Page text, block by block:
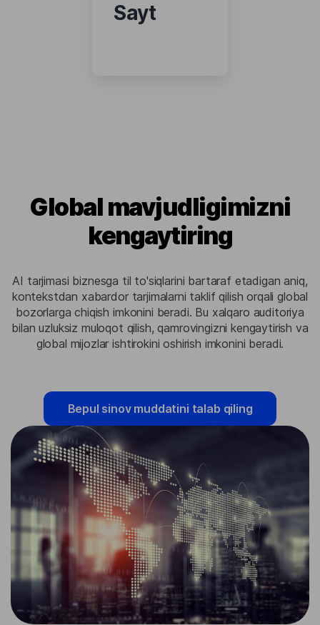
Sayt
Global mavjudligimizni
kengaytiring
AI tarjimasi biznesga til to'siqlarini bartaraf etadigan aniq,
kontekstdan xabardor tarjimalarni taklif qilish orqali global
bozorlarga chiqish imkonini beradi. Bu xalqaro auditoriya
bilan uzluksiz muloqot qilish, qamrovingizni kengaytirish va
global mijozlar ishtirokini oshirish imkonini beradi.
Bepul sinov muddatini talab qiling